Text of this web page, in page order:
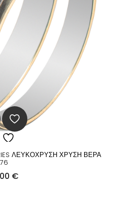
ΛΕΥΚΟΧΡΥΣΗ ΧΡΥΣΗ ΒΕΡΑ
€